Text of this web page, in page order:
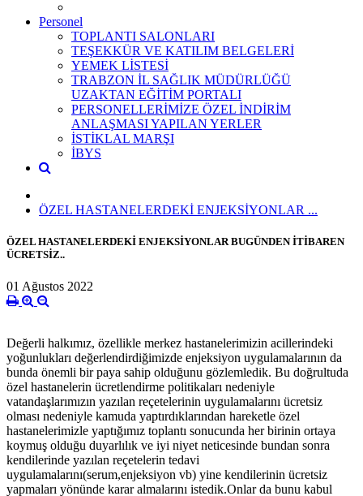
Personel
TOPLANTI SALONLARI
TEŞEKKÜR VE KATILIM BELGELERİ
YEMEK LİSTESİ
TRABZON İL SAĞLIK MÜDÜRLÜĞÜ
UZAKTAN EĞİTİM PORTALI
PERSONELLERİMİZE ÖZEL İNDİRİM
ANLAŞMASI YAPILAN YERLER
İSTİKLAL MARŞI
İBYS
ÖZEL HASTANELERDEKİ ENJEKSİYONLAR ...
ÖZEL HASTANELERDEKİ ENJEKSİYONLAR BUGÜNDEN İTİBAREN
ÜCRETSİZ..
01 Ağustos 2022
Değerli halkımız, özellikle merkez hastanelerimizin acillerindeki
yoğunlukları değerlendirdiğimizde enjeksiyon uygulamalarının da
bunda önemli bir paya sahip olduğunu gözlemledik. Bu doğrultuda
özel hastanelerin ücretlendirme politikaları nedeniyle
vatandaşlarımızın yazılan reçetelerinin uygulamalarını ücretsiz
olması nedeniyle kamuda yaptırdıklarından hareketle özel
hastanelerimizle yaptığımız toplantı sonucunda her birinin ortaya
koymuş olduğu duyarlılık ve iyi niyet neticesinde bundan sonra
kendilerinde yazılan reçetelerin tedavi
uygulamalarını(serum,enjeksiyon vb) yine kendilerinin ücretsiz
yapmaları yönünde karar almalarını istedik.Onlar da bunu kabul